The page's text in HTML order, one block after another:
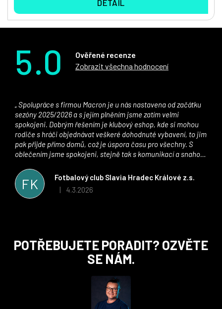
DETAIL
5.0
Ověřené recenze
Zobrazit všechna hodnocení
FK
Fotbalový club Slavia Hradec Králové z.s.
Hodnocení obchodu je 5 z 5 hvězdiček.
| 4.3.2026
sezóny 2025/2026 a s jejím plněním jsme zatím velmi
spokojeni. Dobrým řešením je klubový eshop, kde si mohou
rodiče s hráči objednávat veškeré dohodnuté vybavení, to jim
pak přijde přímo domů, což je úspora času pro všechny. S
oblečením jsme spokojeni, stejně tak s komunikací a snahou
stran. Věříme, že v tomto duchu bude spolupráce pokračovat
i nadále, nyní už začínáme řešit i první sady dresů ;)
POTŘEBUJETE PORADIT? OZVĚTE
SE NÁM.